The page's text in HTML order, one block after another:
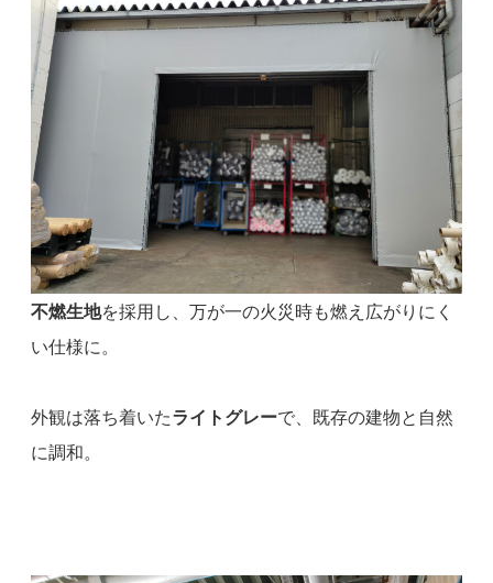
不燃生地を採用し、万が一の火災時も燃え広がりにく
い仕様に。
外観は落ち着いたライトグレーで、既存の建物と自然
に調和。